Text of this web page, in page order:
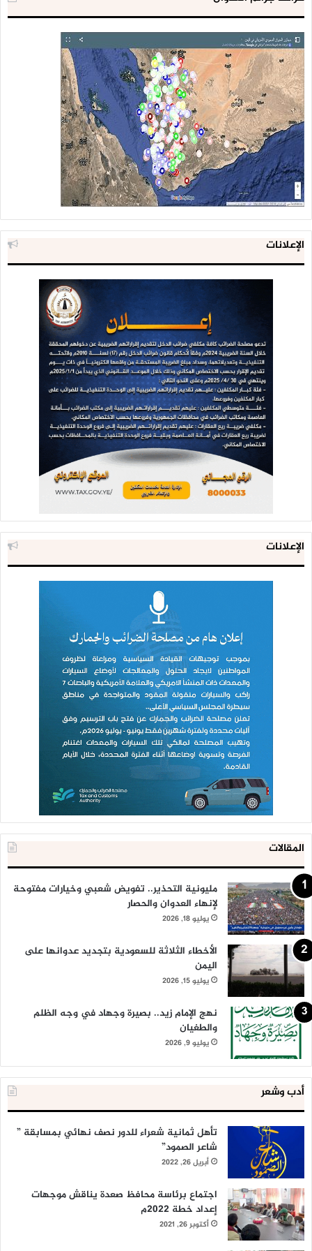
الإعلانات
الإعلانات
المقالات
مليونية التحذير.. تفويض شعبي وخيارات مفتوحة
لإنهاء العدوان والحصار
يوليو 18, 2026
الأخطاء الثلاثة للسعودية بتجديد عدوانها على
اليمن
يوليو 15, 2026
نهج الإمام زيد.. بصيرة وجهاد في وجه الظلم
والطغيان
يوليو 9, 2026
أدب وشعر
تأهل ثمانية شعراء للدور نصف نهائي بمسابقة ”
شاعر الصمود”
أبريل 26, 2022
اجتماع برئاسة محافظ صعدة يناقش موجهات
إعداد خطة 2022م
أكتوبر 26, 2021